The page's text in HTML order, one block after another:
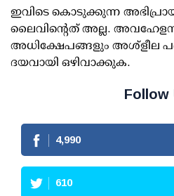
ഇവിടെ കൊടുക്കുന്ന
ലൈവിന്റെത് അല്ല.
അധിക്ഷേപങ്ങളും അശ്‌ളീല
ദയവായി ഒഴിവാക്കുക.
Follow
4,990
610